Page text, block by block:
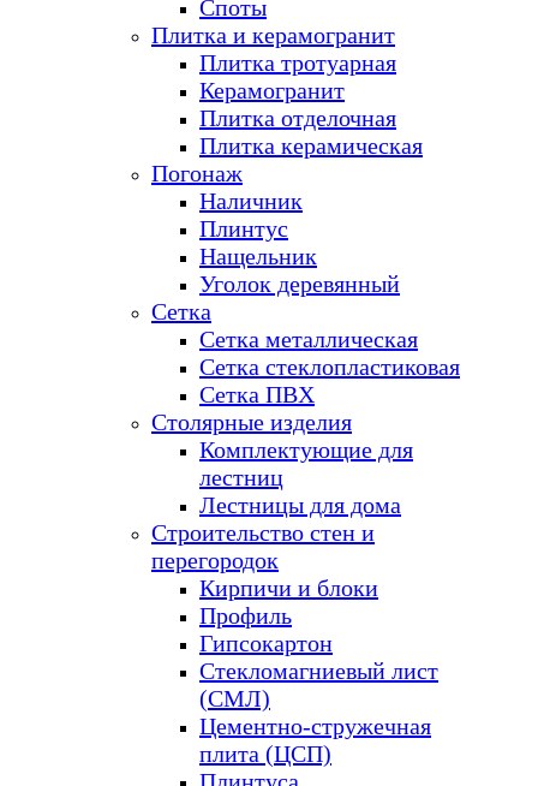
Споты
Плитка и керамогранит
Плитка тротуарная
Керамогранит
Плитка отделочная
Плитка керамическая
Погонаж
Наличник
Плинтус
Нащельник
Уголок деревянный
Сетка
Сетка металлическая
Сетка стеклопластиковая
Сетка ПВХ
Столярные изделия
Комплектующие для
лестниц
Лестницы для дома
Строительство стен и
перегородок
Кирпичи и блоки
Профиль
Гипсокартон
Стекломагниевый лист
(СМЛ)
Цементно-стружечная
плита (ЦСП)